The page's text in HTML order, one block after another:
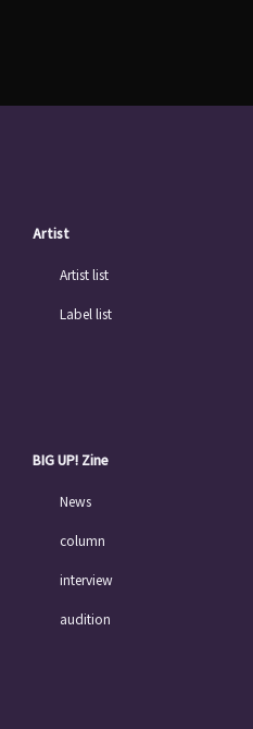
Artist
Artist list
Label list
BIG UP! Zine
News
column
interview
audition